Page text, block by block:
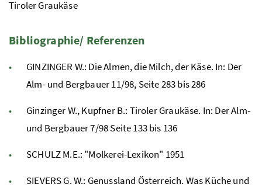
Tiroler Graukäse
Bibliographie/ Referenzen
GINZINGER W.: Die Almen, die Milch, der Käse. In: Der
Alm- und Bergbauer 11/98, Seite 283 bis 286
Ginzinger W., Kupfner B.: Tiroler Graukäse. In: Der Alm-
und Bergbauer 7/98 Seite 133 bis 136
SCHULZ M.E.: "Molkerei-Lexikon" 1951
SIEVERS G. W.: Genussland Österreich. Was Küche und